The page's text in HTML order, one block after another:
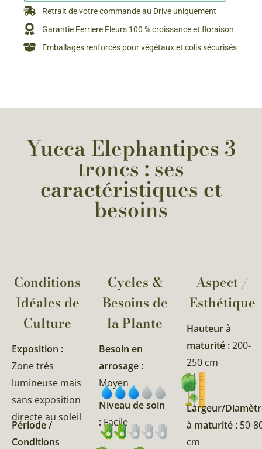
Retrait de votre commande au Drive uniquement
Garantie Ferriere Fleurs 100 % croissance et floraison
Emballages renforcés pour végétaux et colis sécurisés
Yucca Elephantipes 3
troncs : ses
caractéristiques et
besoins
Conditions
Idéales de
Culture
Exposition :
Zone très
lumineuse mais
sans exposition
directe au soleil
Période /
Conditions
Cycles &
Besoins de
la Plante​
Besoin en
arrosage :
Moyen
Niveau de soin
: Facile
Aspect /
Esthétique
Hauteur à
maturité :200-
250 cm
Largeur/
à maturité : 50-
cm